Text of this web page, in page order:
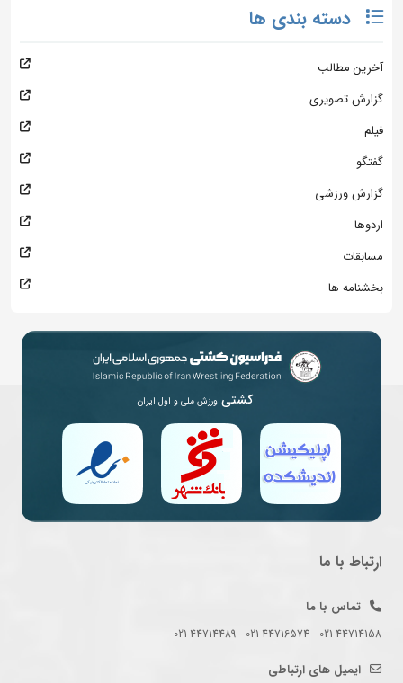
دسته بندی ها
آخرین مطالب
گزارش تصویری
فیلم
گفتگو
گزارش ورزشی
اردوها
مسابقات
بخشنامه ها
کشتی ورزش ملی و اول ایران
ارتباط با ما
تماس با ما
021-44714158 - 021-44716574 - 021-44714489
ایمیل های ارتباطی